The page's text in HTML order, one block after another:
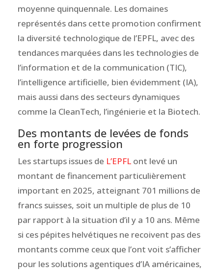
moyenne quinquennale. Les domaines
représentés dans cette promotion confirment
la diversité technologique de l’EPFL, avec des
tendances marquées dans les technologies de
l’information et de la communication (TIC),
l’intelligence artificielle, bien évidemment (IA),
mais aussi dans des secteurs dynamiques
comme la CleanTech, l’ingénierie et la Biotech.
Des montants de levées de fonds
en forte progression
Les startups issues de L’EPFLont levé un
montant de financement particulièrement
important en 2025, atteignant 701 millions de
francs suisses, soit un multiple de plus de 10
par rapport à la situation d’il y a 10 ans. Même
si ces pépites helvétiques ne recoivent pas des
montants comme ceux que l’ont voit s’afficher
pour les solutions agentiques d’IA américaines,